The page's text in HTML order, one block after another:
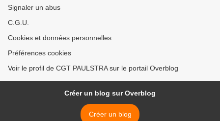
Signaler un abus
C.G.U.
Cookies et données personnelles
Préférences cookies
Voir le profil de CGT PAULSTRA sur le portail Overblog
Créer un blog sur Overblog
Créer un blog